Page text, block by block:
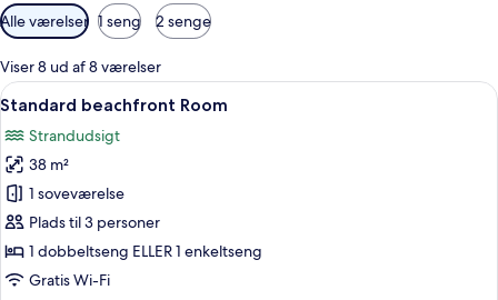
Tilgængelige
filtre
for
værelser
Alle værelser 1 seng 2 senge
Viser 8 ud af 8 værelser
Indlæs
alle
billeder
af
Standard
beachfront
Room
Et hotelværelse med et
4
Standard beachfront Room
Strandudsigt
38 m²
1 soveværelse
Plads til 3 personer
1 dobbeltseng ELLER 1 enkeltseng
Gratis Wi-Fi